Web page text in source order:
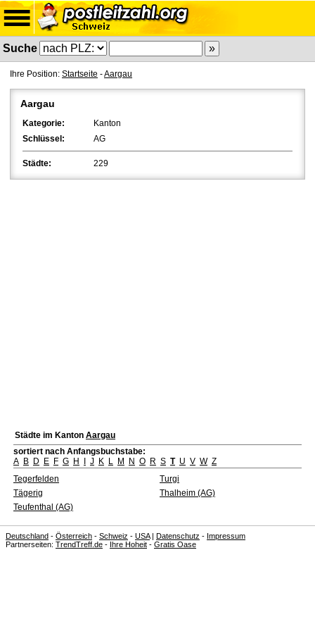
Suche
Ihre Position: Startseite -Aargau
Aargau
Kategorie:
Kanton
Schlüssel:
AG
Städte: 229
Städte im Kanton Aargau
sortiert nach Anfangsbuchstabe:
A B D E F G H J K L M N O R S T U V W Z
Tegerfelden
Turgi
Tägerig
Thalheim (AG)
Teufenthal (AG)
Deutschland - Österreich - Schweiz - USA| Datenschutz - Impressum
Partnerseiten: TrendTreff.de - Ihre Hoheit - Gratis Oase